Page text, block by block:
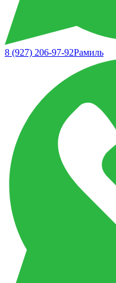
8 (927) 206-97-92Рамиль